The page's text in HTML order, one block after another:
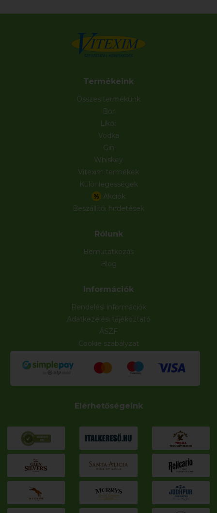
Termékeink
Összes termékünk
Bor
Likőr
Vodka
Gin
Whiskey
Vitexim termékek
Különlegességek
% Akciók
Beszállítói hirdetések
Rólunk
Bemutatkozás
Blog
Információk
Rendelési információk
Adatkezelési tájékoztató
ÁSZF
Cookie szabályzat
Elérhetőségeink